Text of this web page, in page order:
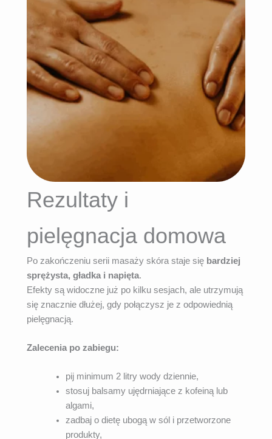
Rezultaty i
pielęgnacja domowa
Po zakończeniu serii masaży skóra staje się bardziej
sprężysta, gładka i napięta.
Efekty są widoczne już po kilku sesjach, ale utrzymują
się znacznie dłużej, gdy połączysz je z odpowiednią
pielęgnacją.
Zalecenia po zabiegu:
pij minimum 2 litry wody dziennie,
stosuj balsamy ujędrniające z kofeiną lub
algami,
zadbaj o dietę ubogą w sól i przetworzone
produkty,